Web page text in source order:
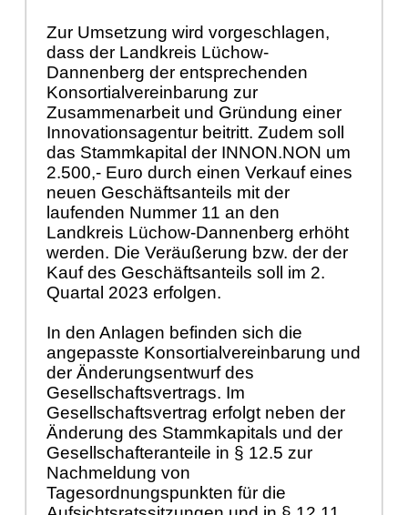
Zur Umsetzung wird vorgeschlagen,
dass der Landkreis Lüchow-
Dannenberg der entsprechenden
Konsortialvereinbarung zur
Zusammenarbeit und Gründung einer
Innovationsagentur beitritt. Zudem soll
das Stammkapital der INNON.NON um
2.500,- Euro durch einen Verkauf eines
neuen Geschäftsanteils mit der
laufenden Nummer 11 an den
Landkreis Lüchow-Dannenberg erhöht
werden. Die Veräußerung bzw. der der
Kauf des Geschäftsanteils soll im 2.
Quarta l 2023 erfolgen.
In den Anlagen befinden sich die
angepasste Konsortialvereinbarung und
der Änderungsentwurf des
Gesellschaftsvertrags. Im
Gesellschaftsvertrag erfolgt neben der
Änderung des Stammkapitals und der
Gesellschafteranteile in § 12.5 zur
Nachme ldung von
Tagesordnungspunkten für die